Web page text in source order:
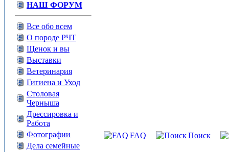
НАШ ФОРУМ
Все обо всем
О породе РЧТ
Щенок и вы
Выставки
Ветеринария
Гигиена и Уход
Столовая
Черныша
Дрессировка и
Работа
Фотографии
Дела семейные
FAQ Поиск